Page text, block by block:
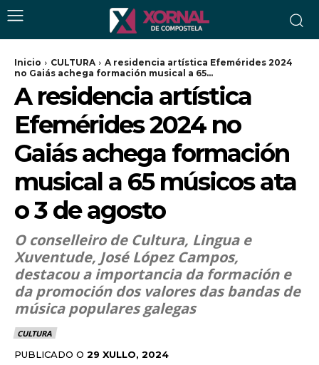
Inicio CULTURA
A residencia artística Efemérides 2024
no Gaiás achega formación musical a 65...
A residencia artística
Efemérides 2024 no
Gaiás achega formación
musical a 65 músicos ata
o 3 de agosto
O conselleiro de Cultura, Lingua e
Xuventude, José López Campos,
destacou a importancia da formación e
da promoción dos valores das bandas de
música populares galegas
CULTURA
PUBLICADO O 29 XULLO, 2024